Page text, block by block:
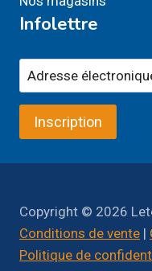
Infolettre
Inscription
Copyright © 2026
Conditions de vente |
Politique de